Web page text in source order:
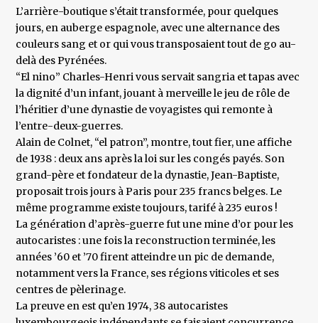
L’arrière-boutique s’était transformée, pour quelques
jours, en auberge espagnole, avec une alternance des
couleurs sang et or qui vous transposaient tout de go au-
delà des Pyrénées.
“El nino” Charles-Henri vous servait sangria et tapas avec
la dignité d’un infant, jouant à merveille le jeu de rôle de
l’héritier d’une dynastie de voyagistes qui remonte à
l’entre-deux-guerres.
Alain de Colnet, “el patron”, montre, tout fier, une affiche
de 1938 : deux ans après la loi sur les congés payés. Son
grand-père et fondateur de la dynastie, Jean-Baptiste,
proposait trois jours à Paris pour 235 francs belges. Le
même programme existe toujours, tarifé à 235 euros !
La génération d’après-guerre fut une mine d’or pour les
autocaristes : une fois la reconstruction terminée, les
années ’60 et ’70 firent atteindre un pic de demande,
notamment vers la France, ses régions viticoles et ses
centres de pèlerinage.
La preuve en est qu’en 1974, 38 autocaristes